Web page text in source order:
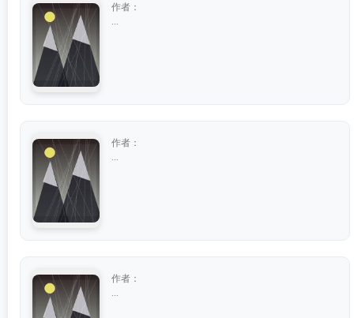
作者：
作者：
作者：